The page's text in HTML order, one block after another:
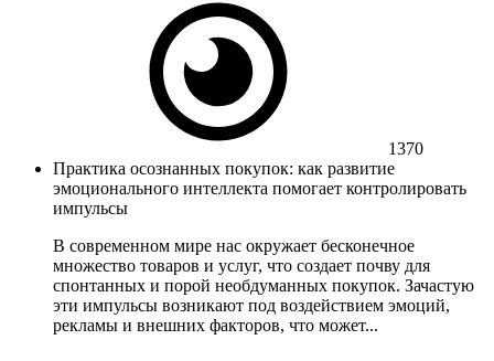
1370
Практика осознанных покупок: как развитие
эмоционального интеллекта помогает контролировать
импульсы
В современном мире нас окружает бесконечное
множество товаров и услуг, что создает почву для
спонтанных и порой необдуманных покупок. Зачастую
эти импульсы возникают под воздействием эмоций,
рекламы и внешних факторов, что может...